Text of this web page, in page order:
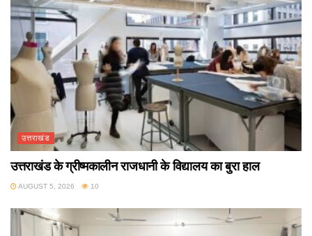
उत्तराखंड
उत्तराखंड के ग्रीष्मकालीन राजधानी के विद्यालय का बुरा हाल
AUGUST 5, 2026 10